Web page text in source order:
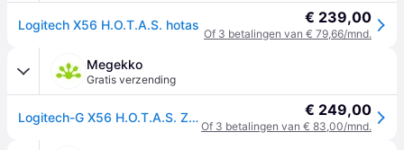
Logitech X56 H.O.T.A.S. hotas € 239,00
Of 3 betalingen van € 79,66/mnd.
Megekko
Gratis verzending
Logitech-G X56 H.O.T.A.S. Zwart € 249,00
Of 3 betalingen van € 83,00/mnd.